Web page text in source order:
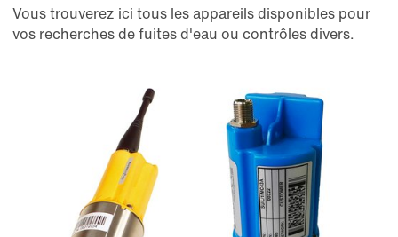
Accès client
Contact
biogaz
Professionnels
Communes
Particuliers
Eau
potable
Assainissement
À propos
Vous trouverez ici tous les appareils disponibles pour
vos recherches de fuites d'eau ou contrôles divers.